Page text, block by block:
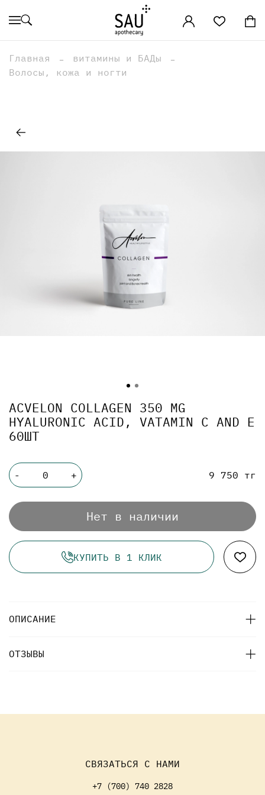
Главная
витамины и БАДы
Волосы, кожа и ногти
ACVELON COLLAGEN 350 MG
HYALURONIC ACID, VATAMIN C AND E
60ШТ
- + 9 750 тг
Нет в наличии
КУПИТЬ В 1 КЛИК
ОПИСАНИЕ
ОТЗЫВЫ
СВЯЗАТЬСЯ С НАМИ
+7 (700) 740 2828